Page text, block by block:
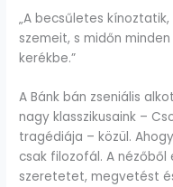
„A becsűletes
szemeit, s midőn
kerékbe.”
A Bánk bán zseniális
nagy klasszikusaink –
tragédiája – közül.
csak filozofál. A
szeretetet, megvetést